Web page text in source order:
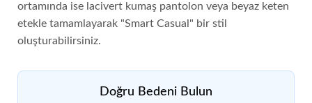
ortamında ise lacivert kumaş pantolon veya beyaz keten
etekle tamamlayarak "Smart Casual" bir stil
oluşturabilirsiniz.
Doğru Bedeni Bulun